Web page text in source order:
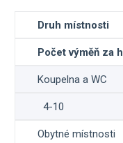
Druh místnosti
Počet výměň za
Koupelna a WC
4-10
Obytné místnosti